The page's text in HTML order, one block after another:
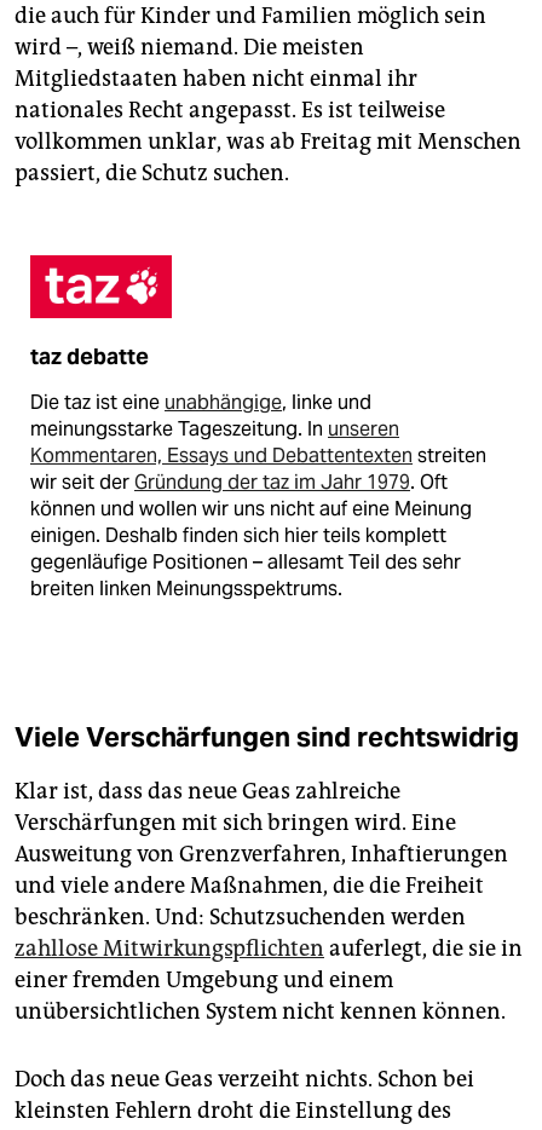
die auch für Kinder und Familien möglich sein
wird –, weiß niemand. Die meisten
Mitgliedstaaten haben nicht einmal ihr
nationales Recht angepasst. Es ist teilweise
vollkommen unklar, was ab Freitag mit Menschen
passiert, die Schutz suchen.
taz debatte
Die taz ist eine unabhängige, linke und
meinungsstarke Tageszeitung. In unseren
Kommentaren, Essays und Debattentexten streiten
wir seit derGründung der taz im Jahr 1979. Oft
können und wollen wir uns nicht auf eine Meinung
einigen. Deshalb finden sich hier teils komplett
gegenläufige Positionen – allesamt Teil des sehr
breiten linken Meinungsspektrums.
Viele Verschärfungen sind rechtswidrig
Klar ist, dass das neue Geas zahlreiche
Verschärfungen mit sich bringen wird. Eine
Ausweitung von Grenzverfahren, Inhaftierungen
und viele andere Maßnahmen, die die Freiheit
beschränken. Und: Schutzsuchenden werden
zahllose Mitwirkungspflichten auferlegt, die sie in
einer fremden Umgebung und einem
unübersichtlichen System nicht kennen können.
Doch das neue Geas verzeiht nichts. Schon bei
kleinsten Fehlern droht die Einstellung des